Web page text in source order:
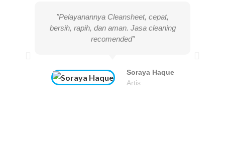
"Pelayanannya Cleansheet, cepat,
bersih, rapih, dan aman. Jasa cleaning
recomended"
Soraya Haque
Artis